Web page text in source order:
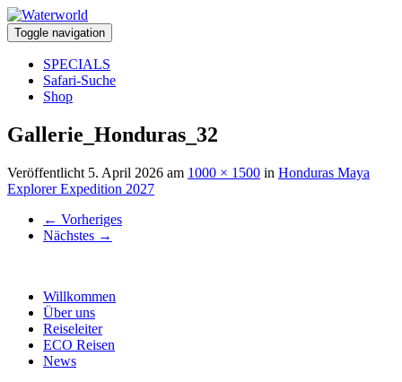
Toggle navigation
SPECIALS
Safari-Suche
Shop
Gallerie_Honduras_32
Veröffentlicht 5. April 2026 am 1000 × 1500 in Honduras Maya
Explorer Expedition 2027
← Vorheriges
Nächstes →
Willkommen
Über uns
Reiseleiter
ECO Reisen
News